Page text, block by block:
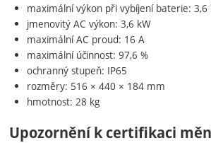
maximální výkon při vybíjení baterie: 3,6
jmenovitý AC výkon: 3,6 kW
maximální AC proud: 16 A
maximální účinnost: 97,6 %
ochranný stupeň: IP65
rozměry: 516 × 440 × 184 mm
hmotnost: 28 kg
Upozornění k certifikaci